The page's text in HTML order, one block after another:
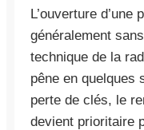
L’ouverture d’une
généralement
technique de la
pêne en quelques
perte de clés, le
devient prioritaire